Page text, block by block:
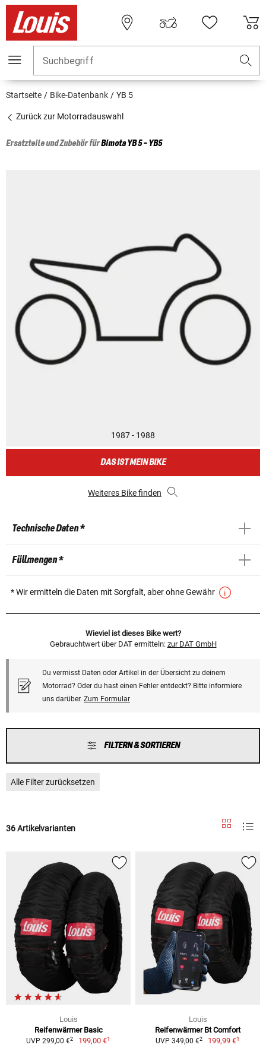
Suchbegriff
Startseite Bike-Datenbank YB 5
Zurück zur Motorradauswahl
Ersatzteile und Zubehör fürBimotaYB 5 - YB5
1987 - 1988
DAS IST MEIN BIKE
Weiteres Bike finden
Technische Daten *
Füllmengen *
* Wir ermitteln die Daten mit Sorgfalt, aber ohne Gewähr
Wieviel ist dieses Bike wert?
Gebrauchtwert über DAT ermitteln: zur DAT GmbH
Du vermisst Daten oder Artikel in der Übersicht zu deinem
Motorrad? Oder du hast einen Fehler entdeckt? Bitte informiere
uns darüber. Zum Formular
FILTERN & SORTIEREN
Alle Filter zurücksetzen
36 Artikelvarianten
Louis
Reifenwärmer Basic
UVP 299,00 €2 199,00 €1
Louis
Reifenwärmer Bt Comfort
UVP 349,00 €2 199,99 €1